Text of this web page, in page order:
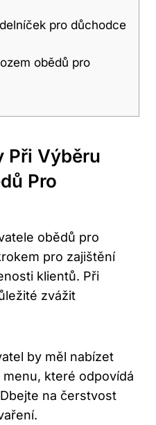
pro důchodce
obědů pro
Při Výběru
Pro
obědů pro
pro zajištění
klientů. Při
zvážit
by měl nabízet
které odpovídá
na čerstvost